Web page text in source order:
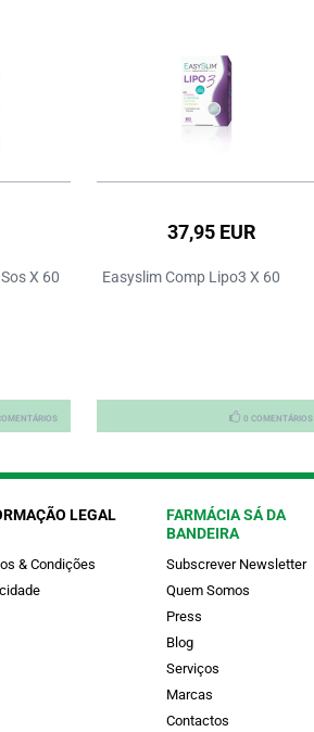
X 60
37,95 EUR
Easyslim Comp Lipo3 X 60
0 COMENTÁRIOS
LEGAL
& Condições
FARMÁCIA SÁ DA
BANDEIRA
Subscrever Newsletter
Quem Somos
Press
Blog
Serviços
Marcas
Contactos